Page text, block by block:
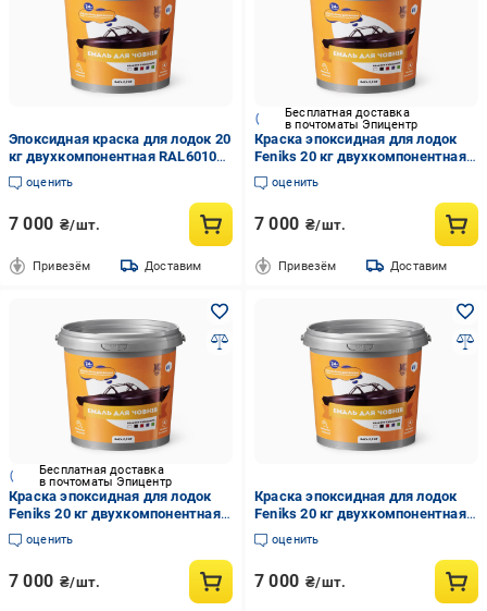
Эпоксидная краска для лодок 20
кг двухкомпонентная RAL6010
Зеленый
оценить
7 000 ₴/шт.
Привезём Доставим
Бесплатная доставка
в почтоматы Эпицентр
Краска эпоксидная для лодок
Feniks 20 кг двухкомпонентная
RAL5020 Синий
оценить
7 000 ₴/шт.
Привезём Доставим
Бесплатная доставка
в почтоматы Эпицентр
Краска эпоксидная для лодок
Feniks 20 кг двухкомпонентная
RAL1015 Бежевый
оценить
7 000 ₴/шт.
Краска эпоксидная для лодок
Feniks 20 кг двухкомпонентная
RAL9010 Белый
оценить
7 000 ₴/шт.